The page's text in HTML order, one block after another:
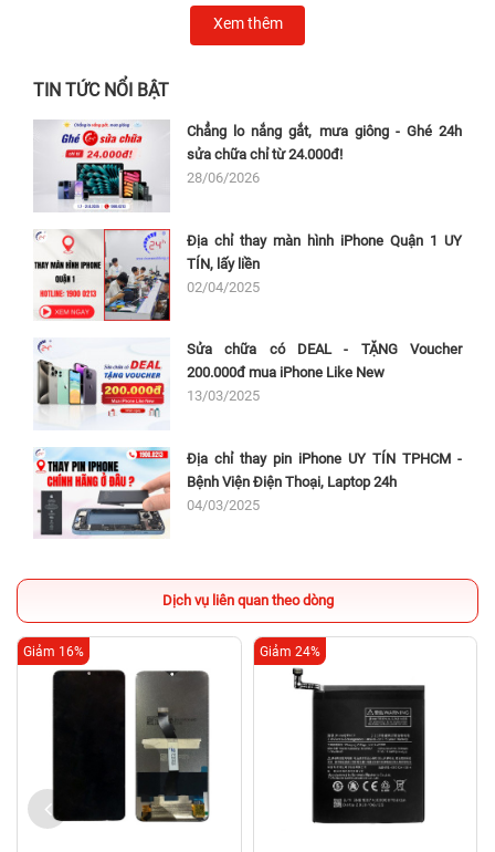
Xem thêm
TIN TỨC NỔI BẬT
Chẳng lo nắng gắt, mưa giông - Ghé 24h
sửa chữa chỉ từ 24.000đ!
28/06/2026
Địa chỉ thay màn hình iPhone Quận 1 UY
TÍN, lấy liền
02/04/2025
Sửa chữa có DEAL - TẶNG Voucher
200.000đ mua iPhone Like New
13/03/2025
Địa chỉ thay pin iPhone UY TÍN TPHCM -
Bệnh Viện Điện Thoại, Laptop 24h
04/03/2025
Dịch vụ liên quan theo dòng
Giảm 16% Giảm 24%